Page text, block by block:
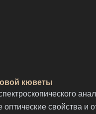
кюветы
свойства и